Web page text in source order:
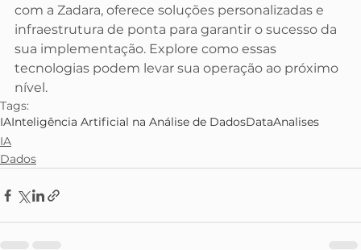
com a Zadara, oferece soluções personalizadas e
infraestrutura de ponta para garantir o sucesso da
sua implementação. Explore como essas
tecnologias podem levar sua operação ao próximo
nível.
Tags:
IAInteligência Artificial na Análise de DadosDataAnalises
IA
Dados